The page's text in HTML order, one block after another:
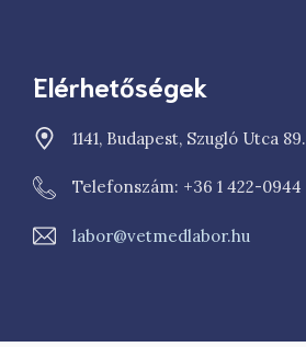
Elérhetőségek
1141, Budapest, Szugló Utca 89.
Telefonszám: +36 1 422-0944
labor@vetmedlabor.hu